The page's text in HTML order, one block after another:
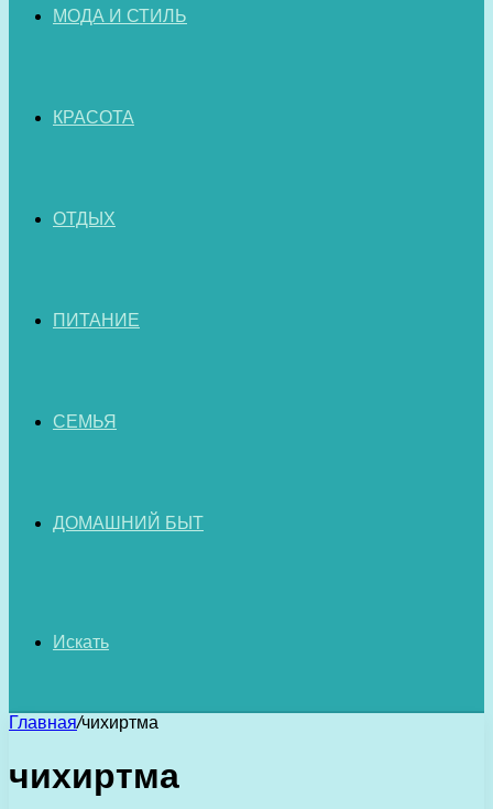
МОДА И СТИЛЬ
КРАСОТА
ОТДЫХ
ПИТАНИЕ
СЕМЬЯ
ДОМАШНИЙ БЫТ
Искать
Главная/чихиртма
чихиртма